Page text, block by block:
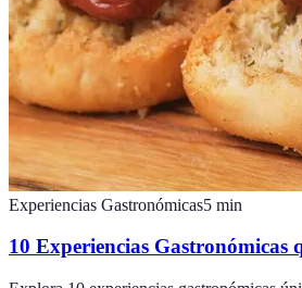
Experiencias Gastronómicas5 min
10 Experiencias Gastronómicas